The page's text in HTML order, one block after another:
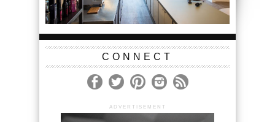
CONNECT
ADVERTISEMENT